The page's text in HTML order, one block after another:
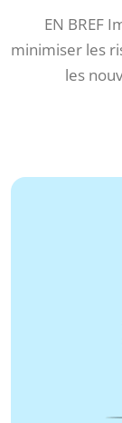
EN BREF
minimiser les
les